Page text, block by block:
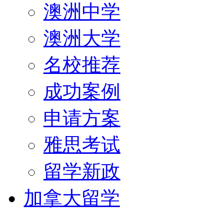
澳洲中学
澳洲大学
名校推荐
成功案例
申请方案
雅思考试
留学新政
加拿大留学